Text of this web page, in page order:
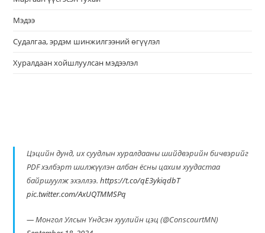
Мэдээ
Судалгаа, эрдэм шинжилгээний өгүүлэл
Хуралдаан хойшлуулсан мэдээлэл
Цэцийн дунд, их суудлын хуралдааны шийдвэрийн бичвэрийг
PDF хэлбэрт шилжүүлэн албан ёсны цахим хуудастаа
байршуулж эхэллээ.https://t.co/qE3ykiqdbT
pic.twitter.com/AxUQTMMSPq
— Монгол Улсын Үндсэн хуулийн цэц (@ConscourtMN)